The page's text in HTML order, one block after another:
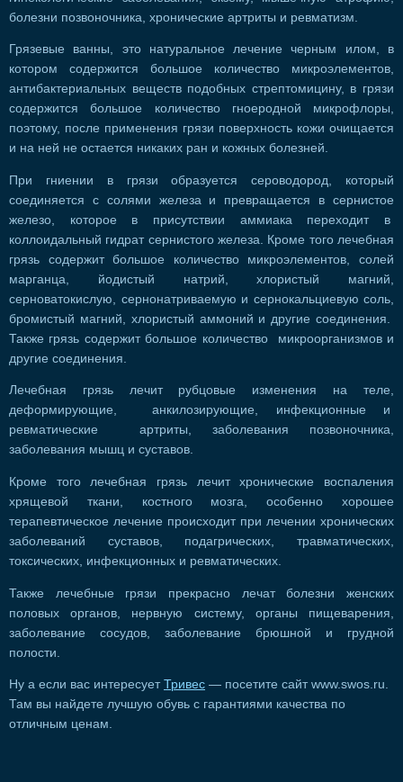
болезни позвоночника, хронические артриты и ревматизм.
Грязевые ванны, это натуральное лечение черным илом, в
котором содержится большое количество микроэлементов,
антибактериальных веществ подобных стрептомицину, в грязи
содержится большое количество гноеродной микрофлоры,
поэтому, после применения грязи поверхность кожи очищается
и на ней не остается никаких ран и кожных болезней.
При гниении в грязи образуется сероводород, который
соединяется с солями железа и превращается в сернистое
железо, которое в присутствии аммиака переходит в
коллоидальный гидрат сернистого железа. Кроме того лечебная
грязь содержит большое количество микроэлементов, солей
марганца, йодистый натрий, хлористый магний,
серноватокислую, сернонатриваемую и сернокальциевую соль,
бромистый магний, хлористый аммоний и другие соединения.
Также грязь содержит большое количество микроорганизмов и
другие соединения.
Лечебная грязь лечит рубцовые изменения на теле,
деформирующие, анкилозирующие, инфекционные и
ревматические артриты, заболевания позвоночника,
заболевания мышц и суставов.
Кроме того лечебная грязь лечит хронические воспаления
хрящевой ткани, костного мозга, особенно хорошее
терапевтическое лечение происходит при лечении хронических
заболеваний суставов, подагрических, травматических,
токсических, инфекционных и ревматических.
Также лечебные грязи прекрасно лечат болезни женских
половых органов, нервную систему, органы пищеварения,
заболевание сосудов, заболевание брюшной и грудной
полости.
Ну а если вас интересует Тривес — посетите сайт www.swos.ru.
Там вы найдете лучшую обувь с гарантиями качества по
отличным ценам.